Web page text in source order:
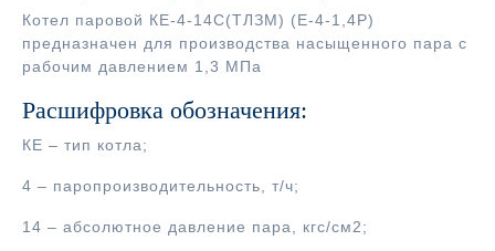
Котел паровой КЕ-4-14С(ТЛЗМ) (Е-4-1,4Р)
предназначен для производства насыщенного пара с
рабочим давлением 1,3 МПа
Расшифровка обозначения:
КЕ – тип котла;
4 – паропроизводительность, т/ч;
14 – абсолютное давление пара, кгс/см2;